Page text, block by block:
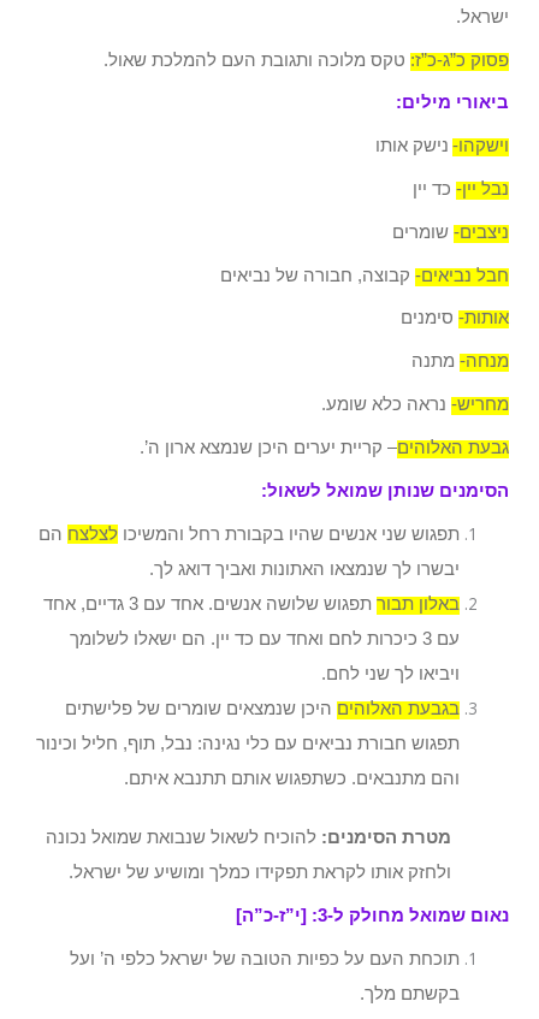
ישראל.
פסוק כ”ג-כ”ז: טקס מלוכה ותגובת העם להמלכת שאול.
ביאורי מילים:
וישקהו- נישק אותו
נבל יין- כד יין
ניצבים- שומרים
חבל נביאים- קבוצה, חבורה של נביאים
אותות- סימנים
מנחה- מתנה
מחריש- נראה כלא שומע.
גבעת האלוהים– קריית יערים היכן שנמצא ארון ה’.
הסימנים שנותן שמואל לשאול:
תפגוש שני אנשים שהיו בקבורת רחל והמשיכולצלצח הם
יבשרו לך שנמצאו האתונות ואביך דואג לך.
באלון תבור
תפגוש שלושה אנשים. אחד עם 3 גדיים, אחד
עם 3 כיכרות לחם ואחד עם כד יין. הם ישאלו לשלומך
ויביאו לך שני לחם.
בגבעת האלוהים היכן שנמצאים שומרים של פלישתים
תפגוש חבורת נביאים עם כלי נגינה: נבל, תוף, חליל וכינור
והם מתנבאים. כשתפגוש אותם תתנבא איתם.
מטרת הסימנים: להוכיח לשאול שנבואת שמואל נכונה
ולחזק אותו לקראת תפקידו כמלך ומושיע של ישראל.
נאום שמואל מחולק ל-3: [י”ז-כ”ה]
תוכחת העם על כפיות הטובה של ישראל כלפי ה’ ועל
בקשתם מלך.